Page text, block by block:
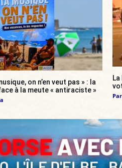
on n’en veut pas » : la
à la meute « antiraciste »
Par